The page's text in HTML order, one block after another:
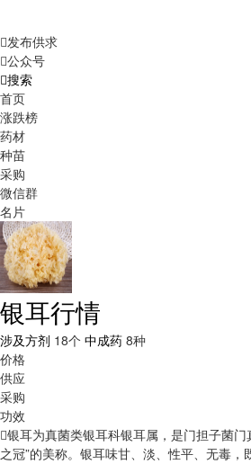
发布供求
公众号
搜索
首页
涨跌榜
药材
种苗
采购
微信群
名片
银耳行情
涉及方剂 18个 中成药 8种
价格
供应
采购
功效
银耳为真菌类银耳科银耳属，是门担子菌门
之冠”的美称。银耳味甘、淡、性平、无毒